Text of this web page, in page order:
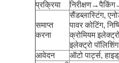
प्रक्रिया
समाप्त
करना
सैंडब्लास्टिंग,
पावर कोटिंग,
क्रोमियम
इलेक्ट्रो
आवेदन
ऑटो पार्ट्स,